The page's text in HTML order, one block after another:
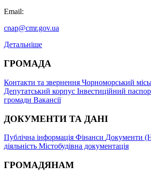
Email:
cnap@cmr.gov.ua
Детальніше
ГРОМАДА
Контакти та звернення Чорноморський
Депутатський корпус Інвестиційний
громади Вакансії
ДОКУМЕНТИ ТА ДАНІ
Публічна інформація Фінанси Документи
діяльність Містобудівна документація
ГРОМАДЯНАМ